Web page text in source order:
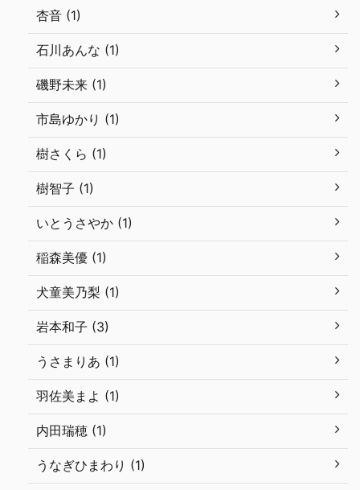
杏音 (1)
石川あんな (1)
磯野未来 (1)
市島ゆかり (1)
樹さくら (1)
樹智子 (1)
いとうさやか (1)
稲森美優 (1)
犬童美乃梨 (1)
岩本和子 (3)
うさまりあ (1)
羽佐美まよ (1)
内田瑞穂 (1)
うなぎひまわり (1)